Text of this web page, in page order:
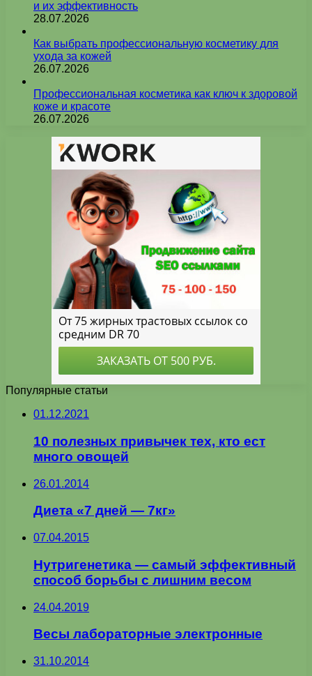
и их эффективность
28.07.2026
Как выбрать профессиональную косметику для
ухода за кожей
26.07.2026
Профессиональная косметика как ключ к здоровой
коже и красоте
26.07.2026
Популярные статьи
01.12.2021
10 полезных привычек тех, кто ест
много овощей
26.01.2014
Диета «7 дней — 7кг»
07.04.2015
Нутригенетика — самый эффективный
способ борьбы с лишним весом
24.04.2019
Весы лабораторные электронные
31.10.2014